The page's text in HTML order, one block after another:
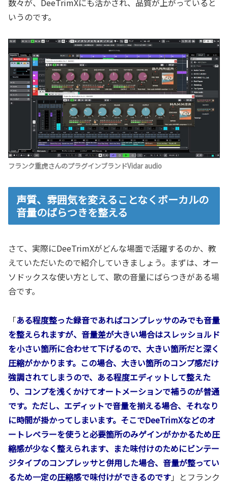
いうのです。
フランク重虎さんのプラグインブランドVidar audio
声質、雰囲気を変えることなくボーカルの
音量のばらつきを整える
さて、実際にDeeTrimXがどんな場面で活躍するのか、教
えていただいたので紹介していきましょう。まずは、オー
ソドックスな使い方として、歌の音量にばらつきがある場
合です。
「ある程度整った録音であればコンプレッサのみでも音量
を整えられますが、音量差が大きい場合はスレッショルド
を小さい箇所に合わせて下げるので、大きい箇所だと深く
圧縮がかかります。この場合、大きい箇所のコンプ感だけ
強調されてしまうので、ある程度エディットして整えた
り、コンプを浅くかけてオートメーションで補うのが普通
です。ただし、エディットで音量を揃える場合、それなり
に時間が掛かってしまいます。そこでDeeTrimXなどのオ
ートレベラーを使うと必要箇所のみゲインがかかるため圧
縮感が少なく整えられます、また味付けのためにビンテー
ジタイプのコンプレッサと併用した場合、音量が整ってい
るため一定の圧縮感で味付けができるのです」とフランク